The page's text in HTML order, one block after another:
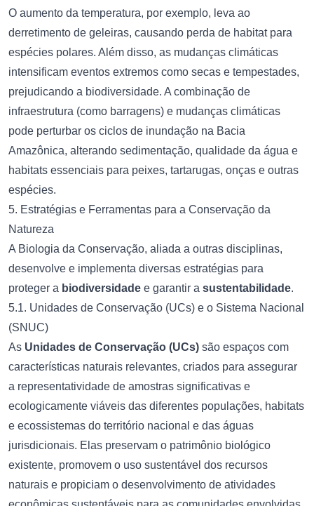
O aumento da temperatura, por exemplo, leva ao
derretimento de geleiras, causando perda de habitat para
espécies polares. Além disso, as mudanças climáticas
intensificam eventos extremos como secas e tempestades,
prejudicando a biodiversidade. A combinação de
infraestrutura (como barragens) e mudanças climáticas
pode perturbar os ciclos de inundação na Bacia
Amazônica, alterando sedimentação, qualidade da água e
habitats essenciais para peixes, tartarugas, onças e outras
espécies.
5. Estratégias e Ferramentas para a Conservação da
Natureza
A Biologia da Conservação, aliada a outras disciplinas,
desenvolve e implementa diversas estratégias para
proteger a biodiversidade e garantir a sustentabilidade.
5.1. Unidades de Conservação (UCs) e o Sistema Nacional
(SNUC)
As Unidades de Conservação (UCs) são espaços com
características naturais relevantes, criados para assegurar
a representatividade de amostras significativas e
ecologicamente viáveis das diferentes populações, habitats
e ecossistemas do território nacional e das águas
jurisdicionais. Elas preservam o patrimônio biológico
existente, promovem o uso sustentável dos recursos
naturais e propiciam o desenvolvimento de atividades